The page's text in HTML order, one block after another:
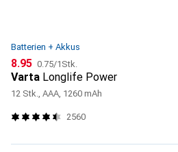
Batterien + Akkus
CHF
8.95 CHF
0.75/1Stk.
Varta Longlife Power
12 Stk., AAA, 1260 mAh
2560